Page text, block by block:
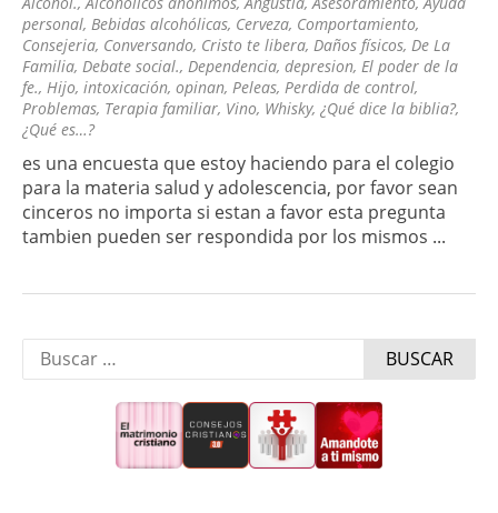
personal, Bebidas alcohólicas, Cerveza, Comportamiento,
Consejeria, Conversando, Cristo te libera, Daños físicos, De La
Familia, Debate social., Dependencia, depresion, El poder de la
fe., Hijo, intoxicación, opinan, Peleas, Perdida de control,
Problemas, Terapia familiar, Vino, Whisky, ¿Qué dice la biblia?,
¿Qué es…?
es una encuesta que estoy haciendo para el colegio
para la materia salud y adolescencia, por favor sean
cinceros no importa si estan a favor esta pregunta
tambien pueden ser respondida por los mismos ...
Buscar: